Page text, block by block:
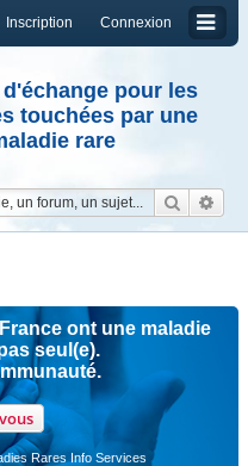
Connexion
Inscription
pour les
touchées par une
rare
ont une maladie
seul(e).
Rares Info Services